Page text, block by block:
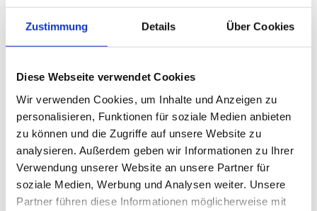
Zustimmung Details Über Cookies
Diese Webseite verwendet Cookies
Wir verwenden Cookies, um Inhalte und Anzeigen zu
personalisieren, Funktionen für soziale Medien anbieten
zu können und die Zugriffe auf unsere Website zu
analysieren. Außerdem geben wir Informationen zu Ihrer
Verwendung unserer Website an unsere Partner für
soziale Medien, Werbung und Analysen weiter. Unsere
Partner führen diese Informationen möglicherweise mit
partyservice@landfleischereiwiechmann.de
Vor- & Nachname
E-Mail